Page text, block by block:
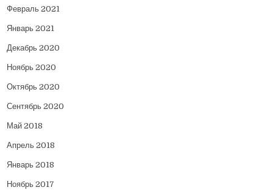
Февраль 2021
Январь 2021
Декабрь 2020
Ноябрь 2020
Октябрь 2020
Сентябрь 2020
Май 2018
Апрель 2018
Январь 2018
Ноябрь 2017